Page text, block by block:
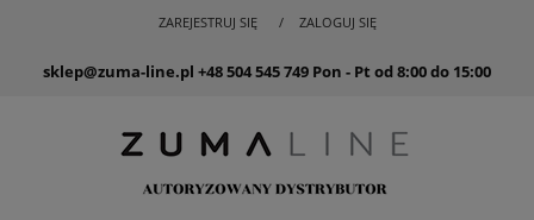
ZAREJESTRUJ SIĘ ZALOGUJ SIĘ
sklep@zuma-line.pl +48 504 545 749 Pon - Pt od 8:00 do 15:00